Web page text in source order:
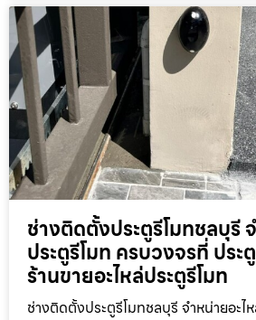
ช่างติดตั้งประตูรีโมทชลบุรี
ประตูรีโมท ครบวงจรที่ ปร
ร้านขายอะไหล่ประตูรีโมท
ช่างติดตั้งประตูรีโมทชลบุรี จำหน่ายอะไ